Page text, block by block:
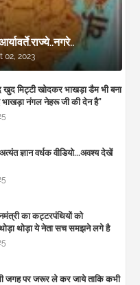
02, 2023
खुद मिट्टी खोदकर भाखड़ा डैम भी बना
भाखड़ा नंगल नेहरू जी की देन है”
ज्ञान वर्धक वीडियो...अवश्य देखें
का कट्टरपंथियों को
थोड़ा ये नेता सच समझने लगे है
जगह पर जरूर ले कर जाये ताकि कभी